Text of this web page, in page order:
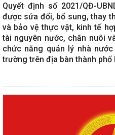
Quyết định số 2021/QĐ-
được sửa đổi, bổ sung, thay
và bảo vệ thực vật, kinh tế
tài nguyên nước, chăn nuôi
chức năng quản lý nhà
trường trên địa bàn thành phố